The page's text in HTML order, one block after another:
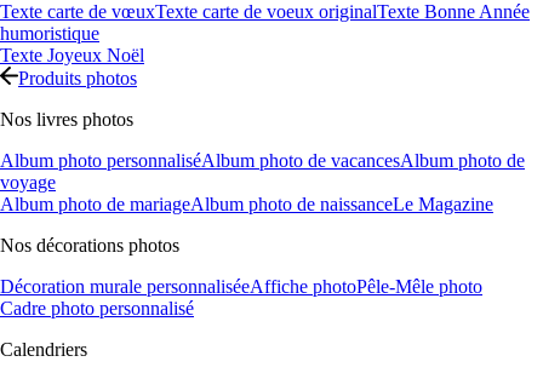
Texte carte de vœuxTexte carte de voeux originalTexte Bonne Année
humoristique
Texte Joyeux Noël
Produits photos
Nos livres photos
Album photo personnaliséAlbum photo de vacancesAlbum photo de
voyage
Album photo de mariageAlbum photo de naissanceLe Magazine
Nos décorations photos
Décoration murale personnaliséeAffiche photoPêle-Mêle photo
Cadre photo personnalisé
Calendriers